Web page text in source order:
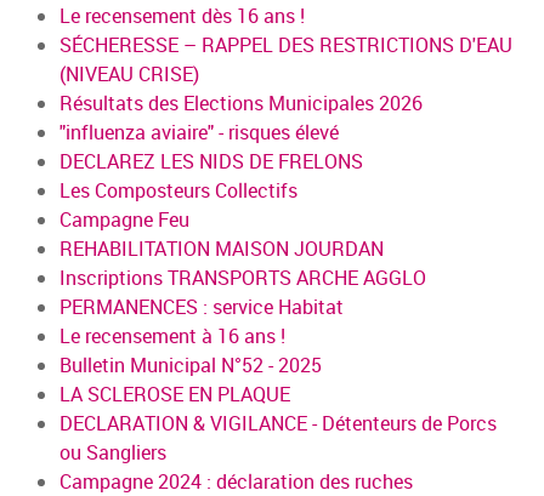
Le recensement dès 16 ans !
SÉCHERESSE – RAPPEL DES RESTRICTIONS D'EAU
(NIVEAU CRISE)
Résultats des Elections Municipales 2026
"influenza aviaire" - risques élevé
DECLAREZ LES NIDS DE FRELONS
Les Composteurs Collectifs
Campagne Feu
REHABILITATION MAISON JOURDAN
Inscriptions TRANSPORTS ARCHE AGGLO
PERMANENCES : service Habitat
Le recensement à 16 ans !
Bulletin Municipal N°52 - 2025
LA SCLEROSE EN PLAQUE
DECLARATION & VIGILANCE - Détenteurs de Porcs
ou Sangliers
Campagne 2024 : déclaration des ruches